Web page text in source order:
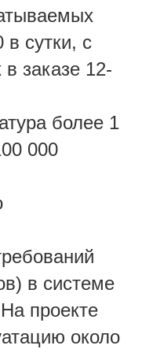
в сутки, с
в заказе 12-
более 1
000
в системе
проекте
около